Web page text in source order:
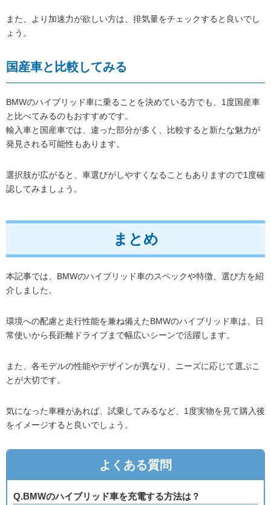
また、より加速力が欲しい方は、排気量をチェックすると良いでし
ょう。
国産車と比較してみる
BMWのハイブリッド車に乗ることを決めている方でも、1度国産車
と比べてみるのもおすすめです。
輸入車と国産車では、違った部分が多く、比較すると新たな魅力が
発見される可能性もあります。
選択肢が広がると、車選びがしやすくなることもありますので1度確
認してみましょう。
まとめ
本記事では、BMWのハイブリッド車のスペックや特徴、選び方を紹
介しました。
環境への配慮と走行性能を兼ね備えたBMWのハイブリッド車は、日
常使いから長距離ドライブまで幅広いシーンで活躍します。
また、各モデルの性能やデザインが異なり、ニーズに応じて選ぶこ
とが大切です。
気になった車種があれば、試乗してみるなど、1度実物を見て購入後
をイメージすると良いでしょう。
よくある質問
Q.BMWのハイブリッド車を充電する方法は？